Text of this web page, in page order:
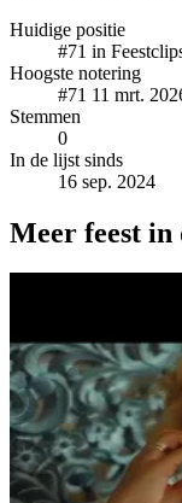
Huidige positie
#71 in
Hoogste notering
#71 11 mrt.
Stemmen
0
In de lijst sinds
16 sep. 2024
Meer feest in